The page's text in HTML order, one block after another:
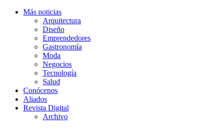
Más noticias
Arquitectura
Diseño
Emprendedores
Gastronomía
Moda
Negocios
Tecnología
Salud
Conócenos
Aliados
Revista Digital
Archivo